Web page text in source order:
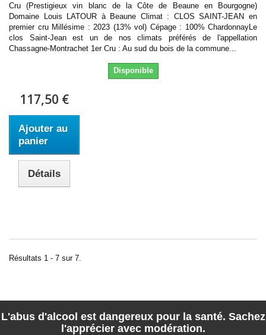
Cru (Prestigieux vin blanc de la Côte de Beaune en Bourgogne)
Domaine Louis LATOUR à Beaune Climat : CLOS SAINT-JEAN en
premier cru Millésime : 2023 (13% vol) Cépage : 100% ChardonnayLe
clos Saint-Jean est un de nos climats préférés de l'appellation
Chassagne-Montrachet 1er Cru : Au sud du bois de la commune...
Disponible
117,50 €
Ajouter au
panier
Détails
Résultats 1 - 7 sur 7.
L'abus d'alcool est dangereux pour la santé. Sachez
l'apprécier avec modération.